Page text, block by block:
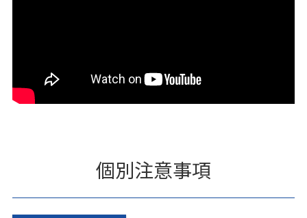
個別注意事項